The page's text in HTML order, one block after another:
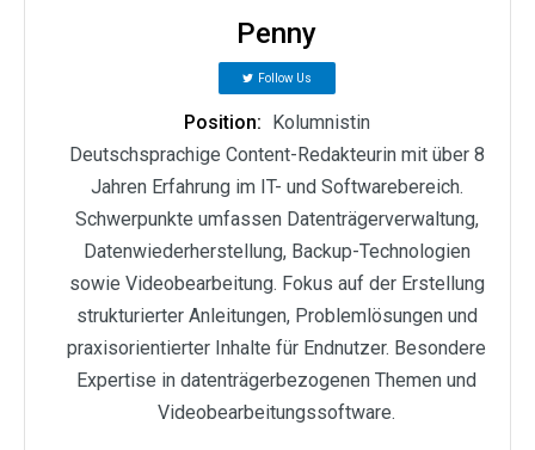
Penny
Follow Us
Position: Kolumnistin
Deutschsprachige Content-Redakteurin mit über 8
Jahren Erfahrung im IT- und Softwarebereich.
Schwerpunkte umfassen Datenträgerverwaltung,
Datenwiederherstellung, Backup-Technologien
sowie Videobearbeitung. Fokus auf der Erstellung
strukturierter Anleitungen, Problemlösungen und
praxisorientierter Inhalte für Endnutzer. Besondere
Expertise in datenträgerbezogenen Themen und
Videobearbeitungssoftware.